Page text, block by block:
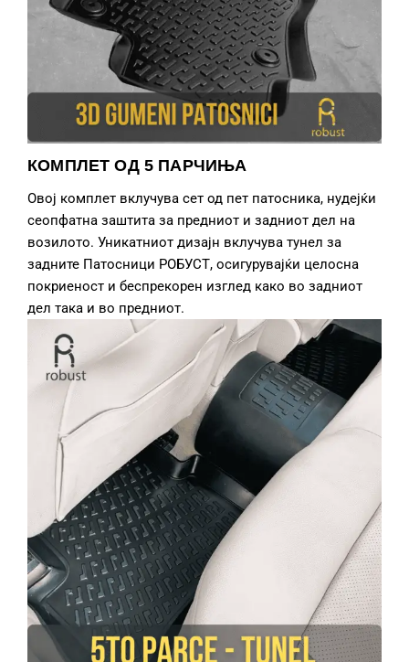
КОМПЛЕТ ОД 5 ПАРЧИЊА
Овој комплет вклучува сет од пет патосника, нудејќи
сеопфатна заштита за предниот и задниот дел на
возилото. Уникатниот дизајн вклучува тунел за
задните Патосници РОБУСТ, осигурувајќи целосна
покриеност и беспрекорен изглед како во задниот
дел така и во предниот.